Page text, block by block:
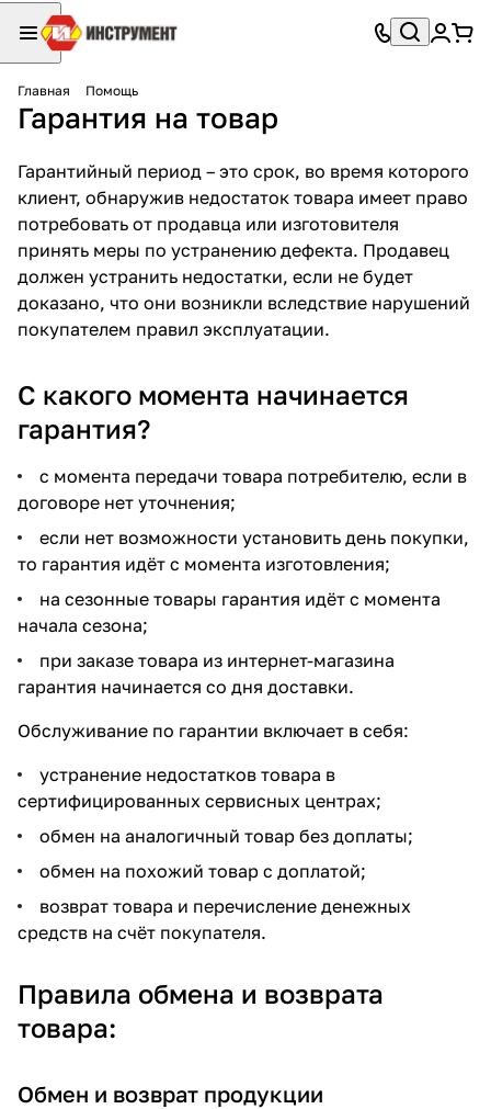
Главная Помощь
Гарантия на товар
Гарантийный период – это срок, во время которого
клиент, обнаружив недостаток товара имеет право
потребовать от продавца или изготовителя
принять меры по устранению дефекта. Продавец
должен устранить недостатки, если не будет
доказано, что они возникли вследствие нарушений
покупателем правил эксплуатации.
С какого момента начинается
гарантия?
с момента передачи товара потребителю, если в
договоре нет уточнения;
если нет возможности установить день покупки,
то гарантия идёт с момента изготовления;
на сезонные товары гарантия идёт с момента
начала сезона;
при заказе товара из интернет-магазина
гарантия начинается со дня доставки.
Обслуживание по гарантии включает в себя:
устранение недостатков товара в
сертифицированных сервисных центрах;
обмен на аналогичный товар без доплаты;
обмен на похожий товар с доплатой;
возврат товара и перечисление денежных
средств на счёт покупателя.
Правила обмена и возврата
товара:
Обмен и возврат продукции